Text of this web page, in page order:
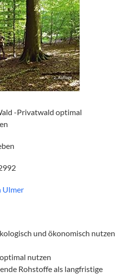
-Privatwald optimal
Ulmer
und ökonomisch nutzen
nutzen
Rohstoffe als langfristige